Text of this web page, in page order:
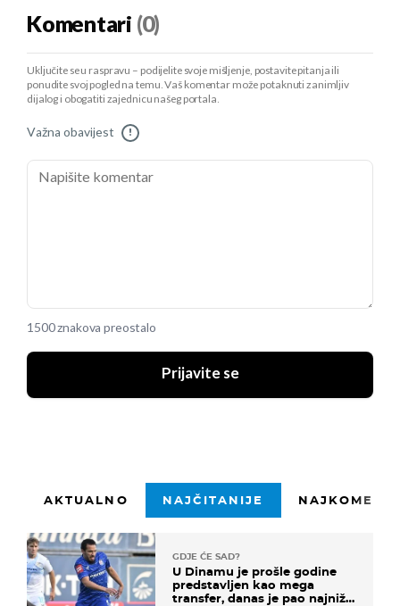
Komentari (0)
Uključite se u raspravu – podijelite svoje mišljenje, postavite pitanja ili
ponudite svoj pogled na temu. Vaš komentar može potaknuti zanimljiv
dijalog i obogatiti zajednicu našeg portala.
Važna obavijest !
1500 znakova preostalo
Prijavite se
AKTUALNO NAJČITANIJE
GDJE ĆE SAD?
U Dinamu je prošle godine
predstavljen kao mega
transfer, danas je pao najniže